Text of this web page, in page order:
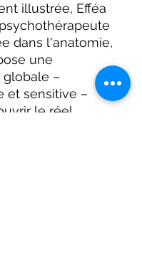
illustrée, Efféa
dans l'anatomie,
une
–
et sensitive –
le réel